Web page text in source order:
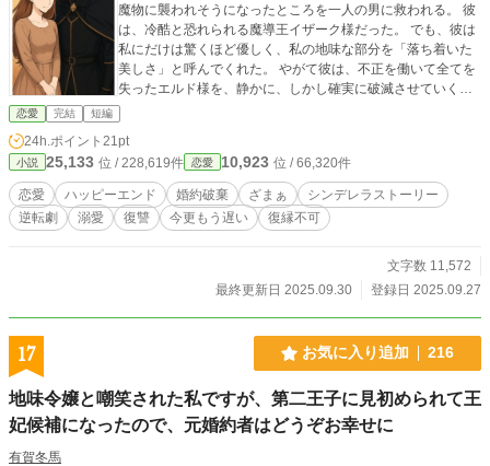
魔物に襲われそうになったところを一人の男に救われる。 彼
は、冷酷と恐れられる魔導王イザーク様だった。 でも、彼は
私にだけは驚くほど優しく、私の地味な部分を「落ち着いた
美しさ」と呼んでくれた。 やがて彼は、不正を働いて全てを
失ったエルド様を、静かに、しかし確実に破滅させていく。
私は、そんな彼の隣で、穏やかに微笑む。もう、あなたを愛
していません。
恋愛 完結 短編
24h.ポイント 21pt
小説 25,133 位 / 228,619件 恋愛 10,923 位 / 66,320件
恋愛 ハッピーエンド 婚約破棄 ざまぁ
シンデレラストーリー
逆転劇
溺愛 復讐 今更もう遅い 復縁不可
文字数 11,572
最終更新日 2025.09.30
登録日 2025.09.27
17 お気に入り追加 216
地味令嬢と嘲笑された私ですが、第二王子に見初められて王
妃候補になったので、元婚約者はどうぞお幸せに
有賀冬馬